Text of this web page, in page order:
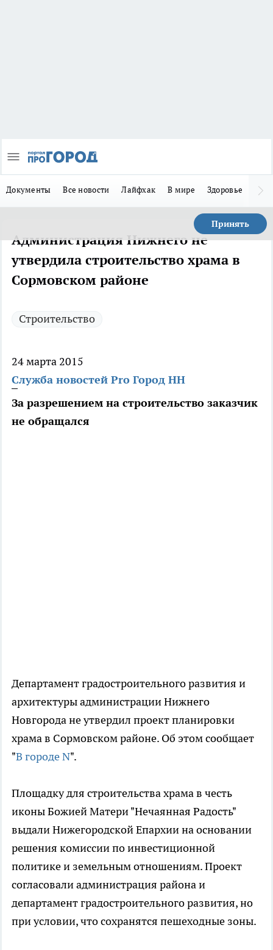
Документы Все новости Лайфхак В мире Здоровье
Принять
Администрация Нижнего не
утвердила строительство храма в
Сормовском районе
Строительство
24 марта 2015
Служба новостей Pro Город НН
За разрешением на строительство заказчик
не обращался
Департамент градостроительного развития и
архитектуры администрации Нижнего
Новгорода не утвердил проект планировки
храма в Сормовском районе. Об этом сообщает
"В городе N".
Площадку для строительства храма в честь
иконы Божией Матери "Нечаянная Радость"
выдали Нижегородской Епархии на основании
решения комиссии по инвестиционной
политике и земельным отношениям. Проект
согласовали администрация района и
департамент градостроительного развития, но
при условии, что сохранятся пешеходные зоны.